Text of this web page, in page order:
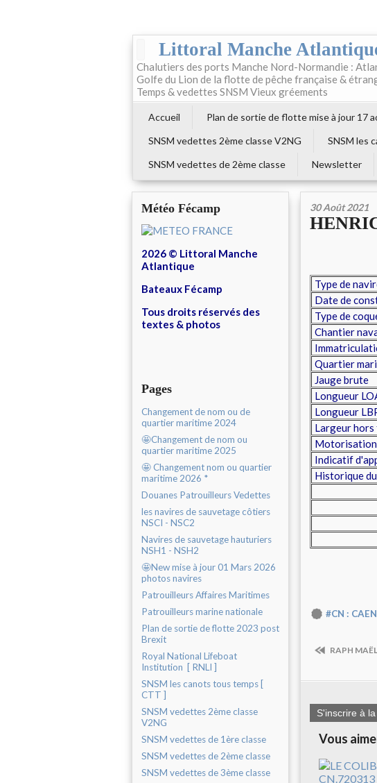
Littoral Manche
Chalutiers des ports Manche Nord-Normandie :
Golfe du Lion de la flotte de pêche française &
Temps & vedettes SNSM Vieux gréements
Accueil Plan de sortie de flotte mise à jour 17
SNSM vedettes 2ème classe V2NG
SNSM les
SNSM vedettes de 2ème classe
Newsletter
Météo Fécamp
2026 © Littoral Manche
Atlantique
Bateaux Fécamp
Tous droits réservés des
textes & photos
Pages
Changement de nom ou de
quartier maritime 2024
🤩Changement de nom ou
quartier maritime 2025
🤩 Changement nom ou quartier
maritime 2026 *
Douanes Patrouilleurs Vedettes
les navires de sauvetage côtiers
NSCI - NSC2
Navires de sauvetage hauturiers
NSH1 - NSH2
🤩New mise à jour 01 Mars 2026
photos navires
Patrouilleurs Affaires Maritimes
Patrouilleurs marine nationale
Plan de sortie de flotte 2023 post
Brexit
Royal National Lifeboat
Institution [ RNLI ]
SNSM les canots tous temps [
CTT ]
SNSM vedettes 2ème classe
V2NG
SNSM vedettes de 1ère classe
SNSM vedettes de 2ème classe
SNSM vedettes de 3ème classe
30 Août 2021
Type de
Date de
Type de
Chantier
Quartier
Jauge brute
Longueur
Longueur
Largeur
Indicatif
Historique
#CN : CAEN
RAPH
S'inscrire à
Vous